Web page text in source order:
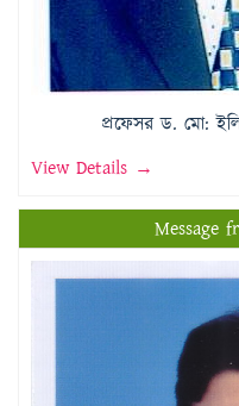
প্রফেসর ড. মো:
View Details →
Message